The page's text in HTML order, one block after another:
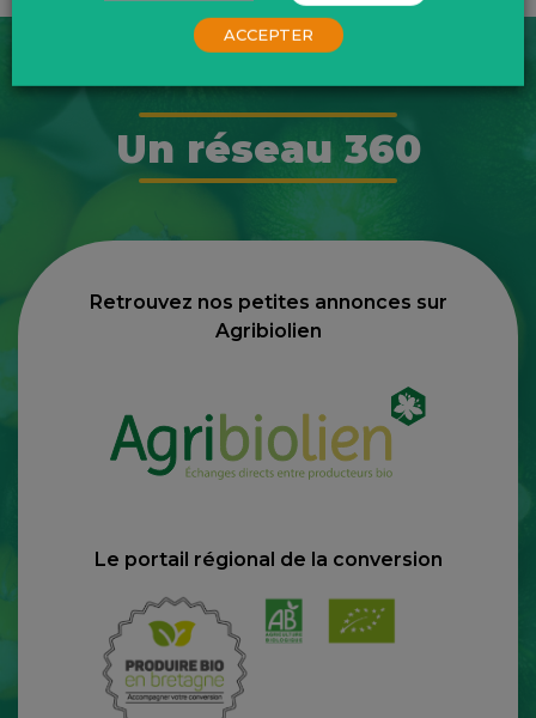
Un réseau 360
Retrouvez nos petites annonces sur
Agribiolien
Le portail régional de la conversion
ACCEPTER